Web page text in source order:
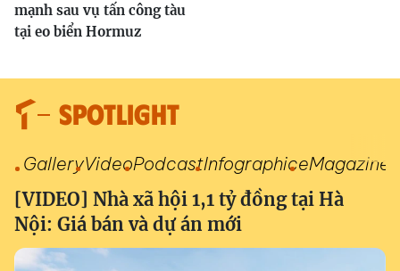
mạnh sau vụ tấn công tàu
tại eo biển Hormuz
SPOTLIGHT
GalleryVideoPodcastInfographiceMagazine
[VIDEO] Nhà xã hội 1,1 tỷ đồng tại Hà
Nội: Giá bán và dự án mới